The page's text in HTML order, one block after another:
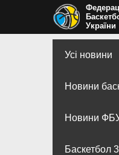
України
Усі новини
Новини
Новини
Баскетбол